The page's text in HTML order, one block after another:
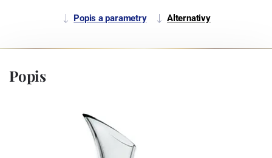
Popis a parametry Alternativy
Popis